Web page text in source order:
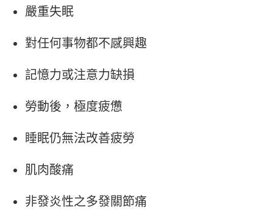
嚴重失眠
對任何事物都不感興趣
記憶力或注意力缺損
勞動後，極度疲憊
睡眠仍無法改善疲勞
肌肉酸痛
非發炎性之多發關節痛